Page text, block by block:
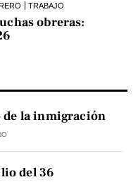
TRABAJO
obreras:
de la inmigración
del 36